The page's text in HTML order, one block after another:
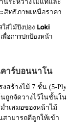
นระหว่างไม้แท้และ
สิทธิภาพเหนือราคา
ส่ไม้ปิงปอง Loki
พื่อการปกป้องหน้า
าร์บอนนาโน
สร้างไม้ 7 ชั้น (5-Ply
นถูกจัดวางไว้ในชั้นใน
ำเสมอของหน้าไม้
สามารถตีลูกให้เข้า